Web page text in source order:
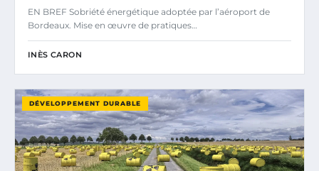
EN BREF Sobriété énergétique adoptée par l’aéroport de
Bordeaux. Mise en œuvre de pratiques…
INÈS CARON
DÉVELOPPEMENT DURABLE